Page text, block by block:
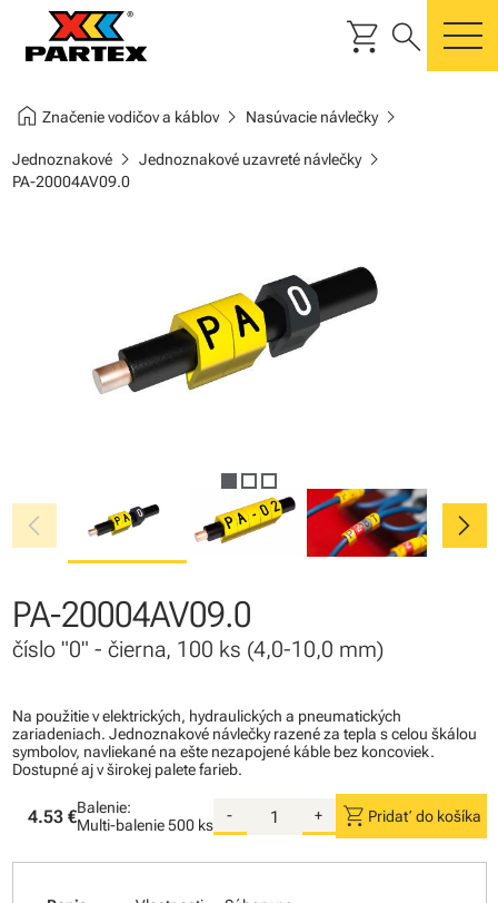
shopping_cart search
home Značenie vodičov a káblovchevron_right Nasúvacie návlečkychevron_right
Jednoznakovéchevron_right Jednoznakové uzavreté návlečkychevron_right
PA-20004AV09.0
chevron_left chevron_right
PA-20004AV09.0
číslo "0" - čierna, 100 ks (4,0-10,0 mm)
Na použitie v elektrických, hydraulických a pneumatických
zariadeniach. Jednoznakové návlečky razené za tepla s celou škálou
symbolov, navliekané na ešte nezapojené káble bez koncoviek.
Dostupné aj v širokej palete farieb.
4.53 €Balenie:
Multi-balenie500 ks
- + shopping_cart Pridať do košíka